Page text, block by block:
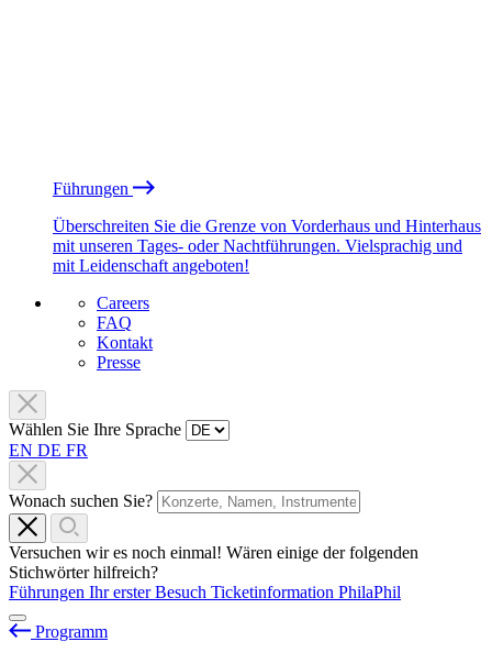
Führungen
Überschreiten Sie die Grenze von Vorderhaus und Hinterhaus
mit unseren Tages- oder Nachtführungen. Vielsprachig und
mit Leidenschaft angeboten!
Careers
FAQ
Kontakt
Presse
Wählen Sie Ihre Sprache
EN DE FR
Wonach suchen Sie?
Versuchen wir es noch einmal! Wären einige der folgenden
Stichwörter hilfreich?
Führungen Ihr erster Besuch Ticketinformation PhilaPhil
Programm